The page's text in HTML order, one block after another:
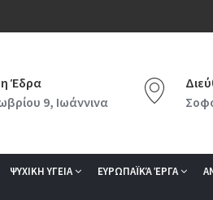
Έδρα
9, Ιωάννινα
ΨΥΧΙΚΗ ΥΓΕΙΑ ΕΥΡΩΠΑΪΚΆ ΈΡΓΑ